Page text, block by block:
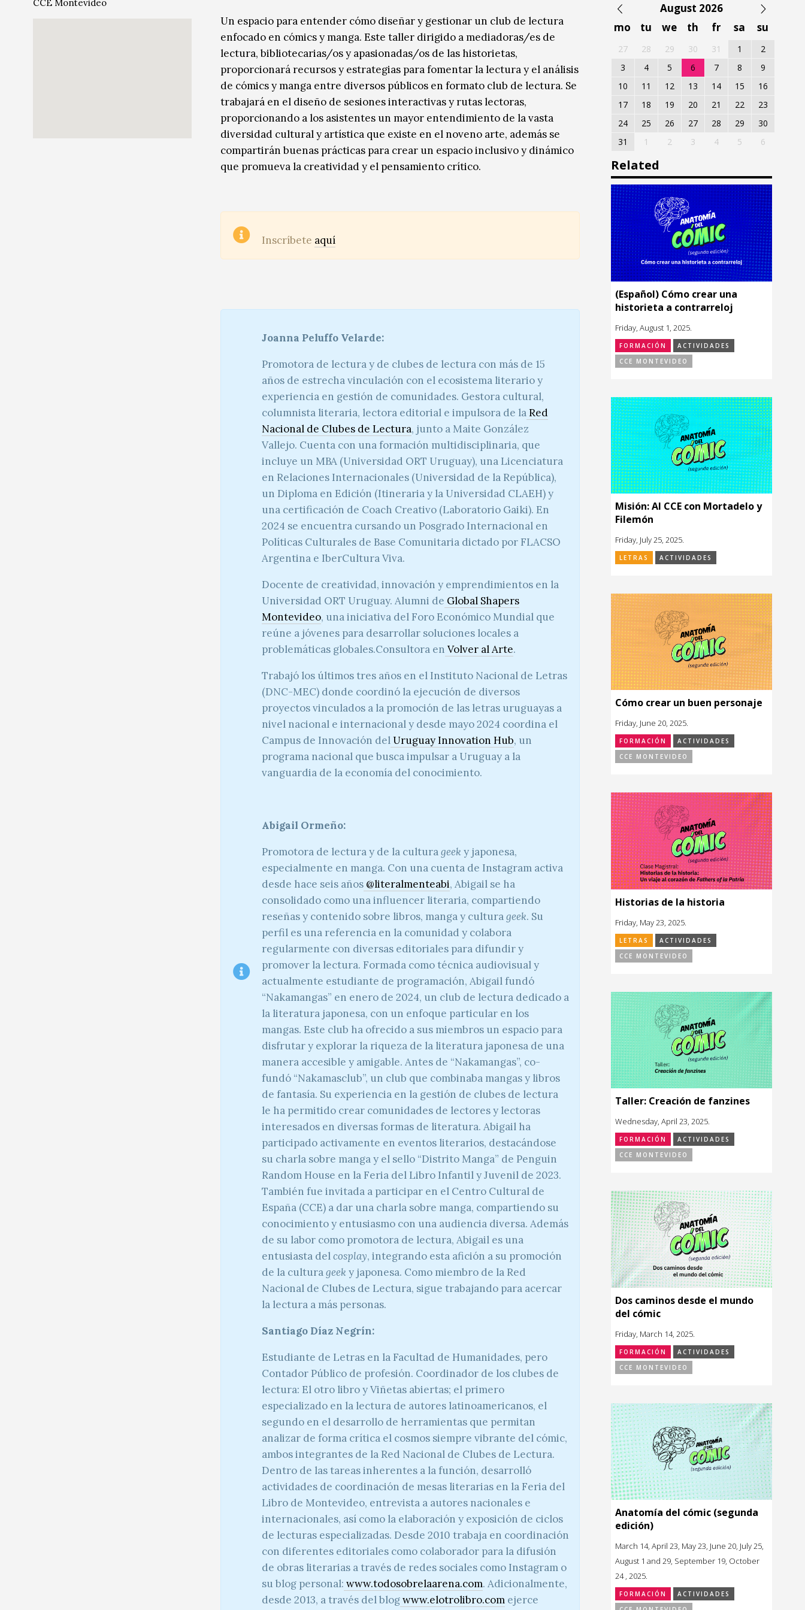
Un espacio para entender cómo diseñar y gestionar un club de lectura
enfocado en cómics y manga. Este taller dirigido a mediadoras/es de
lectura, bibliotecarias/os y apasionadas/os de las historietas,
proporcionará recursos y estrategias para fomentar la lectura y el análisis
de cómics y manga entre diversos públicos en formato club de lectura. Se
trabajará en el diseño de sesiones interactivas y rutas lectoras,
proporcionando a los asistentes un mayor entendimiento de la vasta
diversidad cultural y artística que existe en el noveno arte, además se
compartirán buenas prácticas para crear un espacio inclusivo y dinámico
que promueva la creatividad y el pensamiento crítico.
Inscríbete aquí
Joanna Peluffo Velarde:
Promotora de lectura y de clubes de lectura con más de 15
años de estrecha vinculación con el ecosistema literario y
experiencia en gestión de comunidades. Gestora cultural,
columnista literaria, lectora editorial e impulsora de laRed
Nacional de Clubes de Lectura, junto a Maite González
Vallejo. Cuenta con una formación multidisciplinaria, que
incluye un MBA (Universidad ORT Uruguay), una Licenciatura
en Relaciones Internacionales (Universidad de la República),
un Diploma en Edición (Itineraria y la Universidad CLAEH) y
una certificación de Coach Creativo (Laboratorio Gaiki). En
2024 se encuentra cursando un Posgrado Internacional en
Políticas Culturales de Base Comunitaria dictado por FLACSO
Argentina e IberCultura Viva.
Docente de creatividad, innovación y emprendimientos en la
Universidad ORT Uruguay. Alumni de Global Shapers
Montevideo, una iniciativa del Foro Económico Mundial que
reúne a jóvenes para desarrollar soluciones locales a
problemáticas globales.Consultora en Volver al Arte.
Trabajó los últimos tres años en el Instituto Nacional de Letras
(DNC-MEC) donde coordinó la ejecución de diversos
proyectos vinculados a la promoción de las letras uruguayas a
nivel nacional e internacional y desde mayo 2024 coordina el
Campus de Innovación delUruguay Innovation Hub, un
programa nacional que busca impulsar a Uruguay a la
vanguardia de la economía del conocimiento.
Abigail Ormeño:
Promotora de lectura y de la culturageeky japonesa,
especialmente en manga. Con una cuenta de Instagram activa
desde hace seis años @literalmenteabi, Abigail se ha
consolidado como una influencer literaria, compartiendo
reseñas y contenido sobre libros, manga y culturageek. Su
perfil es una referencia en la comunidad y colabora
regularmente con diversas editoriales para difundir y
promover la lectura. Formada como técnica audiovisual y
actualmente estudiante de programación, Abigail fundó
“Nakamangas” en enero de 2024, un club de lectura dedicado a
la literatura japonesa, con un enfoque particular en los
mangas. Este club ha ofrecido a sus miembros un espacio para
disfrutar y explorar la riqueza de la literatura japonesa de una
manera accesible y amigable. Antes de “Nakamangas”, co-
fundó “Nakamasclub”, un club que combinaba mangas y libros
de fantasía. Su experiencia en la gestión de clubes de lectura
le ha permitido crear comunidades de lectores y lectoras
interesados en diversas formas de literatura. Abigail ha
participado activamente en eventos literarios, destacándose
su charla sobre manga y el sello “Distrito Manga” de Penguin
Random House en la Feria del Libro Infantil y Juvenil de 2023.
También fue invitada a participar en el Centro Cultural de
España (CCE) a dar una charla sobre manga, compartiendo su
conocimiento y entusiasmo con una audiencia diversa. Además
de su labor como promotora de lectura, Abigail es una
entusiasta delcosplay, integrando esta afición a su promoción
de la culturageeky japonesa. Como miembro de la Red
Nacional de Clubes de Lectura, sigue trabajando para acercar
la lectura a más personas.
Santiago Díaz Negrín:
Estudiante de Letras en la Facultad de Humanidades, pero
Contador Público de profesión. Coordinador de los clubes de
lectura: El otro libro y Viñetas abiertas; el primero
especializado en la lectura de autores latinoamericanos, el
segundo en el desarrollo de herramientas que permitan
analizar de forma crítica el cosmos siempre vibrante del cómic,
ambos integrantes de la Red Nacional de Clubes de Lectura.
Dentro de las tareas inherentes a la función, desarrolló
actividades de coordinación de mesas literarias en la Feria del
Libro de Montevideo, entrevista a autores nacionales e
internacionales, así como la elaboración y exposición de ciclos
de lecturas especializadas. Desde 2010 trabaja en coordinación
con diferentes editoriales como colaborador para la difusión
de obras literarias a través de redes sociales como Instagram o
su blog personal: www.todosobrelaarena.com. Adicionalmente,
desde 2013, a través del blogwww.elotrolibro.com ejerce
CCE Montevideo
August 2026
mo
tu we th fr sa su
27 28 29 30 31 1
2
3
4 5 6 7 8
9
10
11 12 13 14 15
16
17
18 19 20 21 22
23
24
25 26 27 28 29
30
31
1 2 3 4 5 6
Related
(Español) Cómo crear una
historieta a contrarreloj
Friday, August 1, 2025.
FORMACIÓN
ACTIVIDADES
CCE MONTEVIDEO
Misión: Al CCE con Mortadelo y
Filemón
Friday, July 25, 2025.
LETRAS ACTIVIDADES
Cómo crear un buen personaje
Friday, June 20, 2025.
FORMACIÓN
ACTIVIDADES
CCE MONTEVIDEO
Historias de la historia
Friday, May 23, 2025.
LETRAS
ACTIVIDADES
CCE MONTEVIDEO
Taller: Creación de fanzines
Wednesday, April 23, 2025.
FORMACIÓN
ACTIVIDADES
CCE MONTEVIDEO
Dos caminos desde el mundo
del cómic
Friday, March 14, 2025.
FORMACIÓN
ACTIVIDADES
CCE MONTEVIDEO
Anatomía del cómic (segunda
edición)
March 14, April 23, May 23, June 20, July 25,
August 1 and 29, September 19, October
24 , 2025.
FORMACIÓN
ACTIVIDADES